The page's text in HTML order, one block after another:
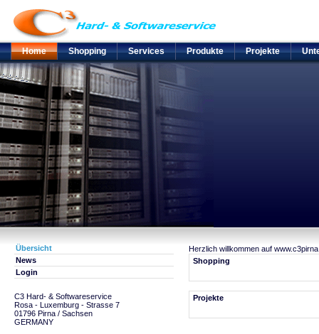
Home Shopping Services Produkte Projekte
Übersicht
News
Login
C3 Hard- & Softwareservice
Rosa - Luxemburg - Strasse 7
01796 Pirna / Sachsen
GERMANY
Herzlich willkommen auf
Shopping
Projekte